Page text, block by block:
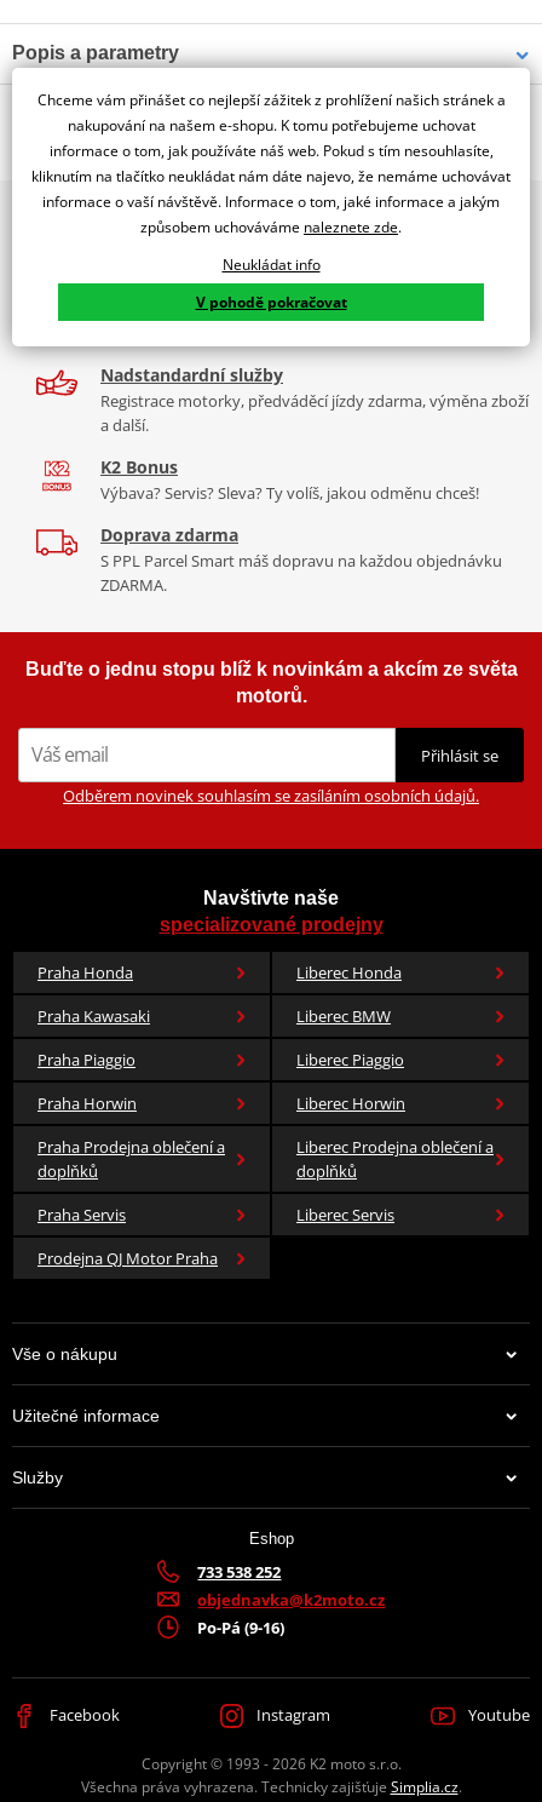
Popis a parametry
Jsme autorizovaný
dealer značky PUIG
HUSQVARNA SVARTPILEN 125 24'
Tabulka velikostí
Co když mi to nebude
PUIG byl založen v roce 1964 ve Španělsku. Vyrábí se ve městě
Granollers poblíž Barcelony na ploše 8 000 m² v objektu, který se
let se účastní nejslavnějších závodů motocyklů po celém světě. V
naší nabídce naleznete doplňky a příslušenství například: plexi,
Zobrazit všechny produktyznačky PUIG
2x multibrand showroom
9 značek motocyklů, servis, oblečení, doplňky i náhradní
díly, to vše v Praze a Liberci
Více než 30 let zkušeností
Nadstandardní služby
Registrace motorky, předváděcí jízdy zdarma, výměna zboží
a další.
K2 Bonus
Výbava? Servis? Sleva? Ty volíš, jakou odměnu chceš!
Doprava zdarma
S PPL Parcel Smart máš dopravu na každou objednávku
ZDARMA.
Buďte o jednu stopu blíž k novinkám a akcím ze světa
motorů.
Přihlásit se
Odběrem novinek souhlasím se zasíláním osobních údajů.
Navštivte naše
specializované prodejny
Praha Honda
Liberec Honda
Praha Kawasaki
Liberec BMW
Praha Piaggio
Liberec Piaggio
Praha Horwin
Liberec Horwin
Praha Prodejna oblečení a
doplňků
Liberec Prodejna oblečení a
doplňků
Praha Servis
Liberec Servis
Prodejna QJ Motor Praha
Vše o nákupu
Užitečné informace
Služby
Eshop
733 538 252
objednavka@k2moto.cz
Po-Pá (9-16)
Facebook Instagram Youtube
Copyright © 1993 - 2026 K2 moto s.r.o.
Všechna práva vyhrazena. Technicky zajišťuje Simplia.cz.
Chceme vám přinášet co nejlepší zážitek z prohlížení našich stránek a
nakupování na našem e-shopu. K tomu potřebujeme uchovat
informace o tom, jak používáte náš web. Pokud s tím nesouhlasíte,
kliknutím na tlačítko neukládat nám dáte najevo, že nemáme uchovávat
informace o vaší návštěvě. Informace o tom, jaké informace a jakým
způsobem uchováváme naleznete zde.
Neukládat info
V pohodě pokračovat